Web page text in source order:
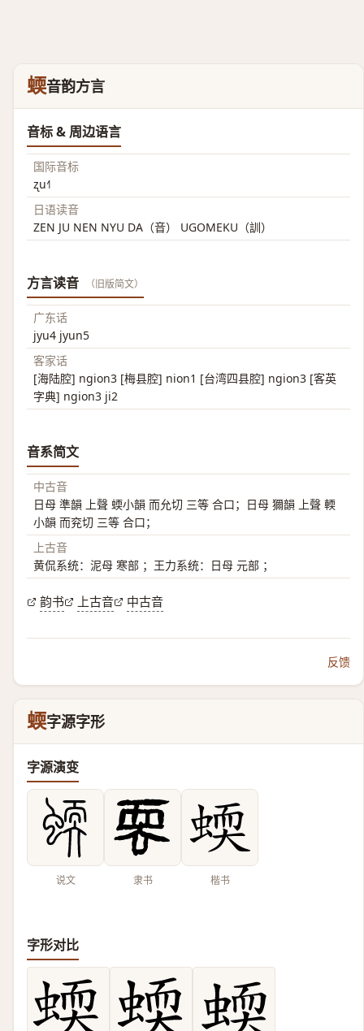
蝡音韵方言
音标 & 周边语言
国际音标
ʐu˧˥
日语读音
ZEN JU NEN NYU DA（音） UGOMEKU（訓）
方言读音 （旧版简文）
广东话
jyu4 jyun5
客家话
[海陆腔] ngion3 [梅县腔] nion1 [台湾四县腔] ngion3 [客英
字典] ngion3 ji2
音系简文
中古音
日母 準韻 上聲 蝡小韻 而允切 三等 合口；日母 獮韻 上聲 輭
小韻 而兖切 三等 合口；
上古音
黄侃系统：泥母 寒部 ；王力系统：日母 元部 ；
韵书 上古音 中古音
反馈
蝡字源字形
字源演变
说文 隶书 楷书
字形对比